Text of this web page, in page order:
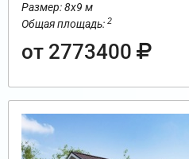
Размер: 8х9 м
Общая площадь: 2
от 2773400